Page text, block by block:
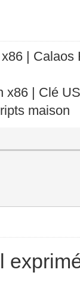
|
x86 | Clé
maison